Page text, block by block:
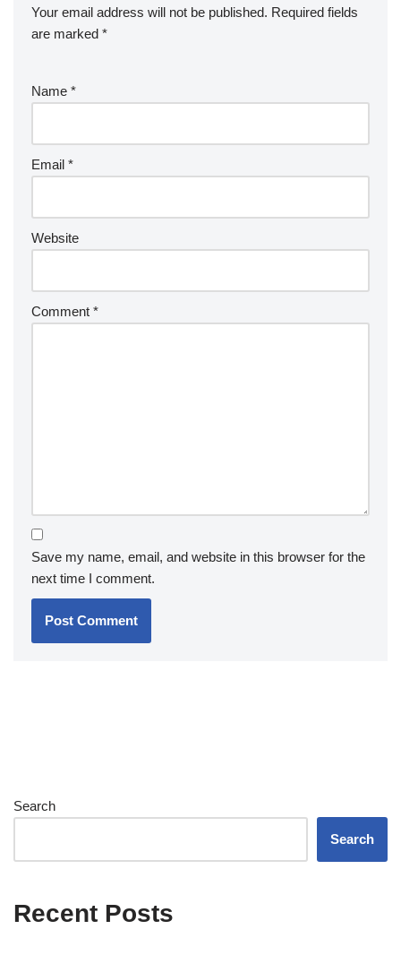
Your email address will not be published. Required fields
are marked *
Name *
Email *
Website
Comment *
Save my name, email, and website in this browser for the
next time I comment.
Search
Search
Recent Posts